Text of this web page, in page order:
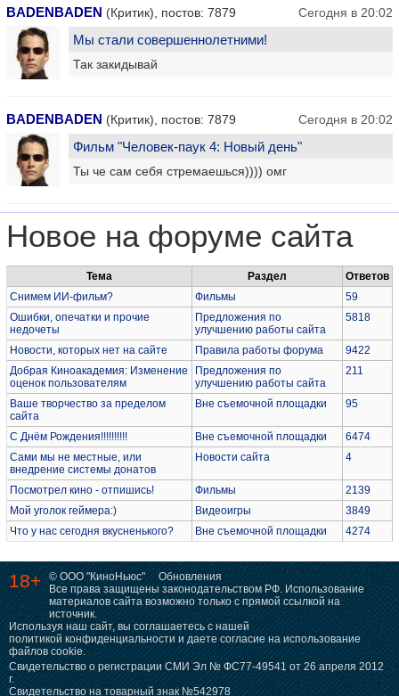
BADENBADEN (Критик), постов: 7879 Сегодня в 20:02
Мы стали совершеннолетними!
Так закидывай
BADENBADEN (Критик), постов: 7879 Сегодня в 20:02
Фильм "Человек-паук 4: Новый день"
Ты че сам себя стремаешься)))) омг
Новое на форуме сайта
Тема Раздел
Ответов
Снимем ИИ-фильм?
Фильмы
59
Ошибки, опечатки и прочие
недочеты
Предложения по
улучшению работы сайта
5818
Новости, которых нет на сайте Правила работы форума
9422
Добрая Киноакадемия: Изменение
оценок пользователям
Предложения по
улучшению работы сайта
211
Ваше творчество за пределом
сайта
Вне съемочной площадки 95
С Днём Рождения!!!!!!!!!! Вне съемочной площадки
6474
Сами мы не местные, или
внедрение системы донатов
Новости сайта 4
Посмотрел кино - отпишись! Фильмы
2139
Мой уголок геймера:)
Видеоигры
3849
Что у нас сегодня вкусненького?
Вне съемочной площадки 4274
18+ © ООО "КиноНьюс"
Обновления
Все права защищены законодательством РФ. Использование
материалов сайта возможно только с прямой ссылкой на
источник.
Используя наш сайт, вы соглашаетесь с нашей
политикой конфиденциальности и даете согласие на использование
файлов cookie.
Свидетельство о регистрации СМИ Эл № ФС77-49541 от 26 апреля 2012
г.
Свидетельство на товарный знак №542978